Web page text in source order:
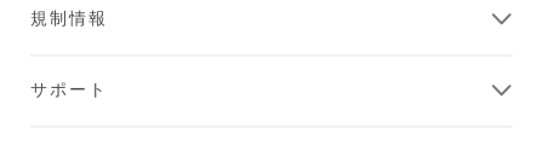
規制情報
サポート